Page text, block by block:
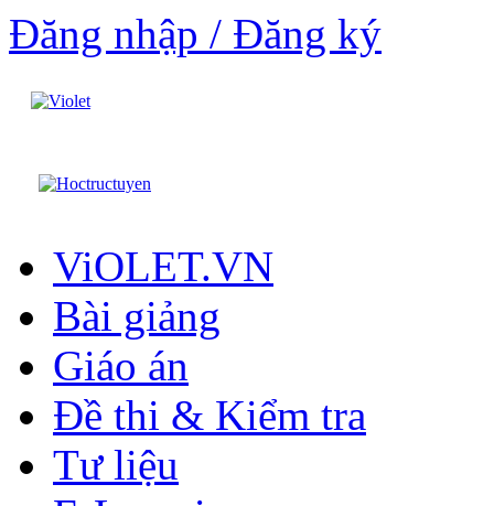
Đăng nhập / Đăng ký
ViOLET.VN
Bài giảng
Giáo án
Đề thi & Kiểm tra
Tư liệu